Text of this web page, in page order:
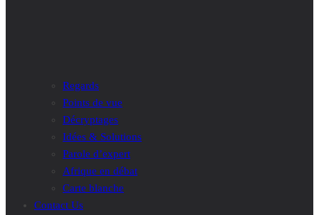
Regards
Points de vue
Décryptages
Idées & Solutions
Parole d’expert
Afrique en débat
Carte blanche
Contact Us